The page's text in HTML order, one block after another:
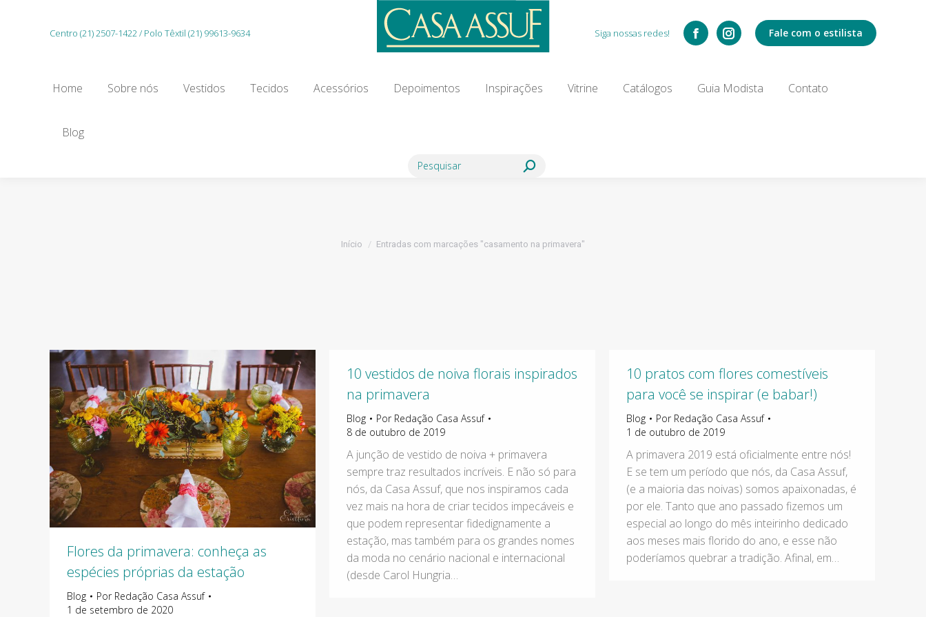
Centro (21) 2507-1422 / Polo Têxtil (21) 99613-9634 Siga nossas redes! Fale com o estilista
Home Sobre nós Vestidos Tecidos Acessórios Depoimentos Inspirações Vitrine Catálogos Guia Modista Contato
Blog
Search:
Você está aqui:
Início Entradas com marcações "casamento na primavera"
Flores da primavera: conheça as
espécies próprias da estação
Blog Por Redação Casa Assuf
1 de setembro de 2020
10 vestidos de noiva florais inspirados
na primavera
Blog Por Redação Casa Assuf
8 de outubro de 2019
A junção de vestido de noiva + primavera
sempre traz resultados incríveis. E não só para
nós, da Casa Assuf, que nos inspiramos cada
vez mais na hora de criar tecidos impecáveis e
que podem representar fidedignamente a
estação, mas também para os grandes nomes
da moda no cenário nacional e internacional
(desde Carol Hungria…
10 pratos com flores comestíveis
para você se inspirar (e babar!)
Blog Por Redação Casa Assuf
1 de outubro de 2019
A primavera 2019 está oficialmente entre nós!
E se tem um período que nós, da Casa Assuf,
(e a maioria das noivas) somos apaixonadas, é
por ele. Tanto que ano passado fizemos um
especial ao longo do mês inteirinho dedicado
aos meses mais florido do ano, e esse não
poderíamos quebrar a tradição. Afinal, em…
Depoimentos Inspirações
Search: